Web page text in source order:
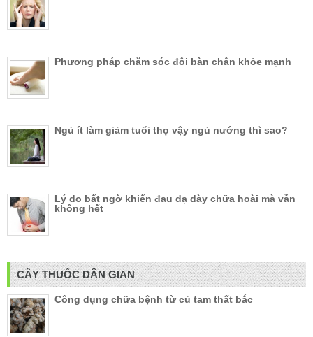
Phương pháp chăm sóc đôi bàn chân khỏe mạnh
Ngủ ít làm giảm tuổi thọ vậy ngủ nướng thì sao?
Lý do bất ngờ khiến đau dạ dày chữa hoài mà vẫn
không hết
CÂY THUỐC DÂN GIAN
Công dụng chữa bệnh từ củ tam thất bắc